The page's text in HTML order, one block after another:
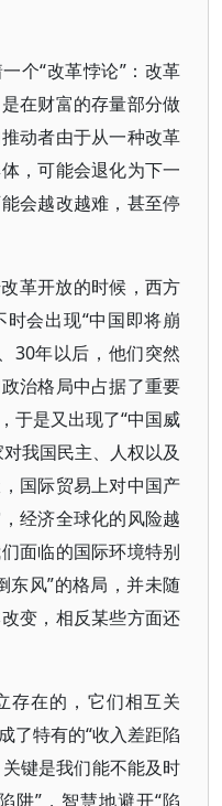
个“改革悖论”：改革
在财富的存量部分做
动者由于从一种改革
，可能会退化为下一
会越改越难，甚至停
革开放的时候，西方
会出现“中国即将崩
30年以后，他们突然
治格局中占据了重要
于是又出现了“中国威
我国民主、人权以及
国际贸易上对中国产
经济全球化的风险越
面临的国际环境特别
东风”的格局，并未随
变，相反某些方面还
存在的，它们相互关
了特有的“收入差距陷
键是我们能不能及时
阱”，智慧地避开“陷